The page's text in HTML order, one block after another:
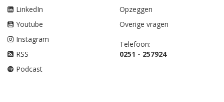
LinkedIn
Youtube
Instagram
RSS
Podcast
Opzeggen
Overige vragen
Telefoon:
0251 - 257924